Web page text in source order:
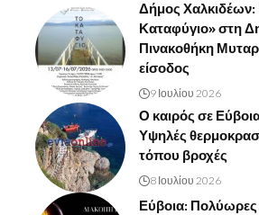
Δήμος Χαλκιδέων:
Καταφύγιο» στη
Πινακοθήκη
είσοδος
9 Ιουλίου 2026
Ο καιρός σε
Υψηλές
τόπου βροχές
8 Ιουλίου 2026
Εύβοια: Πολύωρες